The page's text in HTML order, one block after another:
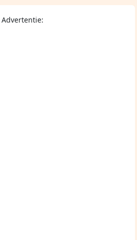
Advertentie: